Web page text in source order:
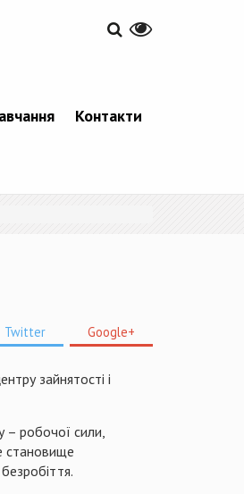
Контакти
Twitter Google+
зайнятості і
– робочої сили,
становище